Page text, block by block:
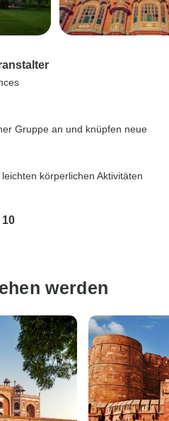
Gruppe an und knüpfen neue
körperlichen Aktivitäten
werden